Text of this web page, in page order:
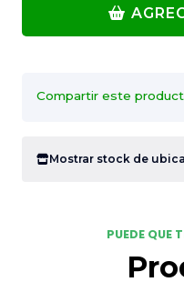
Compartir este
Mostrar stock de
PUEDE QUE